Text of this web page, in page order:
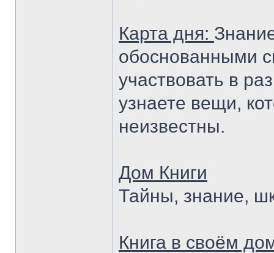
Карта дня:
обоснованными
участвовать в
узнаете вещи,
неизвестны.
Дом Книги
Тайны, знание,
Книга в своём